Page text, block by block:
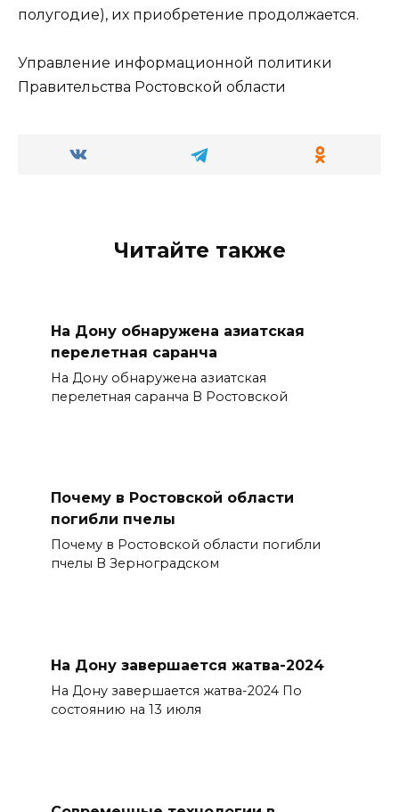
полугодие), их приобретение продолжается.
Управление информационной политики
Правительства Ростовской области
Читайте также
На Дону обнаружена азиатская
перелетная саранча
На Дону обнаружена азиатская
перелетная саранча В Ростовской
Почему в Ростовской области
погибли пчелы
Почему в Ростовской области погибли
пчелы В Зерноградском
На Дону завершается жатва-2024
На Дону завершается жатва-2024 По
состоянию на 13 июля